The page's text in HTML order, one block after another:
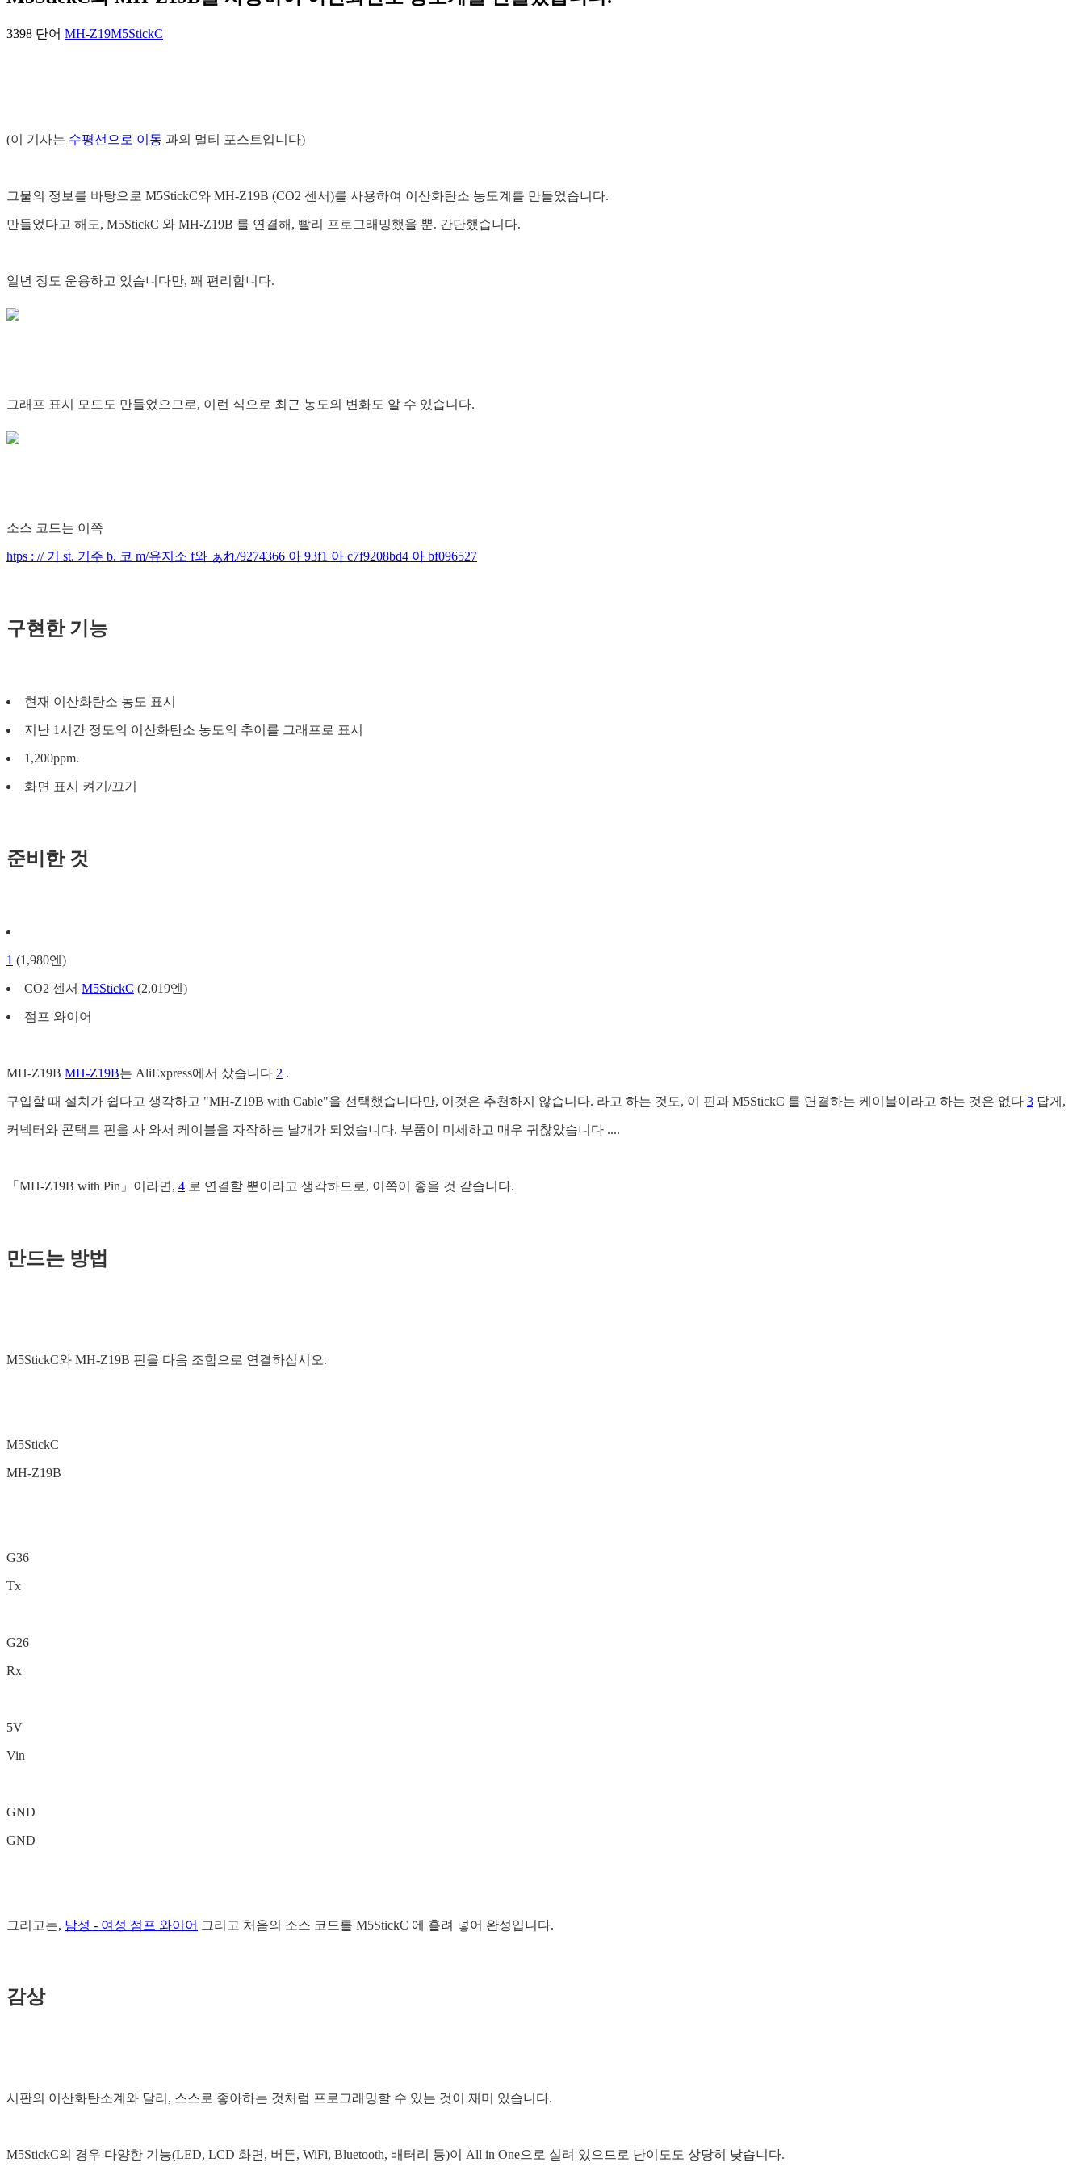
3398 단어 MH-Z19M5StickC
(이 기사는 수평선으로 이동 과의 멀티 포스트입니다)
그물의 정보를 바탕으로 M5StickC와 MH-Z19B (CO2 센서)를 사용하여 이산화탄소 농도계를 만들었습니다.
만들었다고 해도, M5StickC 와 MH-Z19B 를 연결해, 빨리 프로그래밍했을 뿐. 간단했습니다.
일년 정도 운용하고 있습니다만, 꽤 편리합니다.
그래프 표시 모드도 만들었으므로, 이런 식으로 최근 농도의 변화도 알 수 있습니다.
소스 코드는 이쪽
htps : // 기 st. 기주 b. 코 m/유지소 f와 ぁれ/9274366 아 93f1 아 c7f9208bd4 아 bf096527
구현한 기능
현재 이산화탄소 농도 표시
지난 1시간 정도의 이산화탄소 농도의 추이를 그래프로 표시
1,200ppm.
화면 표시 켜기/끄기
준비한 것
1 (1,980엔)
CO2 센서 M5StickC (2,019엔)
점프 와이어
MH-Z19B MH-Z19B는 AliExpress에서 샀습니다 2 .
구입할 때 설치가 쉽다고 생각하고 "MH-Z19B with Cable"을 선택했습니다만, 이것은 추천하지 않습니다. 라고 하는 것도, 이 핀과 M5StickC 를 연결하는 케이블이라고 하는 것은 없다 3 답게,
커넥터와 콘택트 핀을 사 와서 케이블을 자작하는 날개가 되었습니다. 부품이 미세하고 매우 귀찮았습니다 ....
「MH-Z19B with Pin」이라면, 4 로 연결할 뿐이라고 생각하므로, 이쪽이 좋을 것 같습니다.
만드는 방법
M5StickC와 MH-Z19B 핀을 다음 조합으로 연결하십시오.
M5StickC
MH-Z19B
G36
Tx
G26
Rx
5V
Vin
GND
GND
그리고는, 남성 - 여성 점프 와이어 그리고 처음의 소스 코드를 M5StickC 에 흘려 넣어 완성입니다.
감상
시판의 이산화탄소계와 달리, 스스로 좋아하는 것처럼 프로그래밍할 수 있는 것이 재미 있습니다.
M5StickC의 경우 다양한 기능(LED, LCD 화면, 버튼, WiFi, Bluetooth, 배터리 등)이 All in One으로 실려 있으므로 난이도도 상당히 낮습니다.